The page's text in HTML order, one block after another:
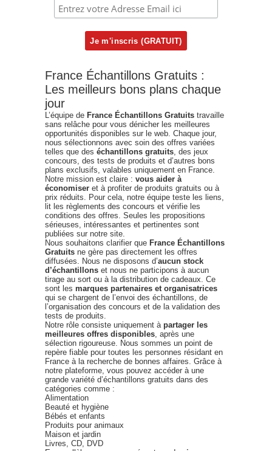
France Échantillons Gratuits :
Les meilleurs bons plans chaque
jour
L’équipe de France Échantillons Gratuits travaille
sans relâche pour vous dénicher les meilleures
opportunités disponibles sur le web. Chaque jour,
nous sélectionnons avec soin des offres variées
telles que des échantillons gratuits, des jeux
concours, des tests de produits et d’autres bons
plans exclusifs, valables uniquement en France.
Notre mission est claire : vous aider à
économiser et à profiter de produits gratuits ou à
prix réduits. Pour cela, notre équipe teste les liens,
lit les règlements des concours et vérifie les
conditions des offres. Seules les propositions
sérieuses, intéressantes et pertinentes sont
publiées sur notre site.
Nous souhaitons clarifier que France Échantillons
Gratuits ne gère pas directement les offres
diffusées. Nous ne disposons d’aucun stock
d’échantillons et nous ne participons à aucun
tirage au sort ou à la distribution de cadeaux. Ce
sont les marques partenaires et organisatrices
qui se chargent de l’envoi des échantillons, de
l’organisation des concours et de la validation des
tests de produits.
Notre rôle consiste uniquement à partager les
meilleures offres disponibles, après une
sélection rigoureuse. Nous sommes un point de
repère fiable pour toutes les personnes résidant en
France à la recherche de bonnes affaires. Grâce à
notre plateforme, vous pouvez accéder à une
grande variété d’échantillons gratuits dans des
catégories comme :
Alimentation
Beauté et hygiène
Bébés et enfants
Produits pour animaux
Maison et jardin
Livres, CD, DVD